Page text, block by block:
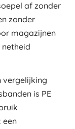
af zonder
zonder
magazijnen
vergelijking
is PE
een